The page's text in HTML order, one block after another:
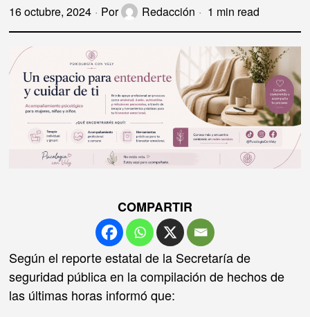
16 octubre, 2024 Por Redacción 1 min read
COMPARTIR
Según el reporte estatal de la Secretaría de
seguridad pública en la compilación de hechos de
las últimas horas informó que: